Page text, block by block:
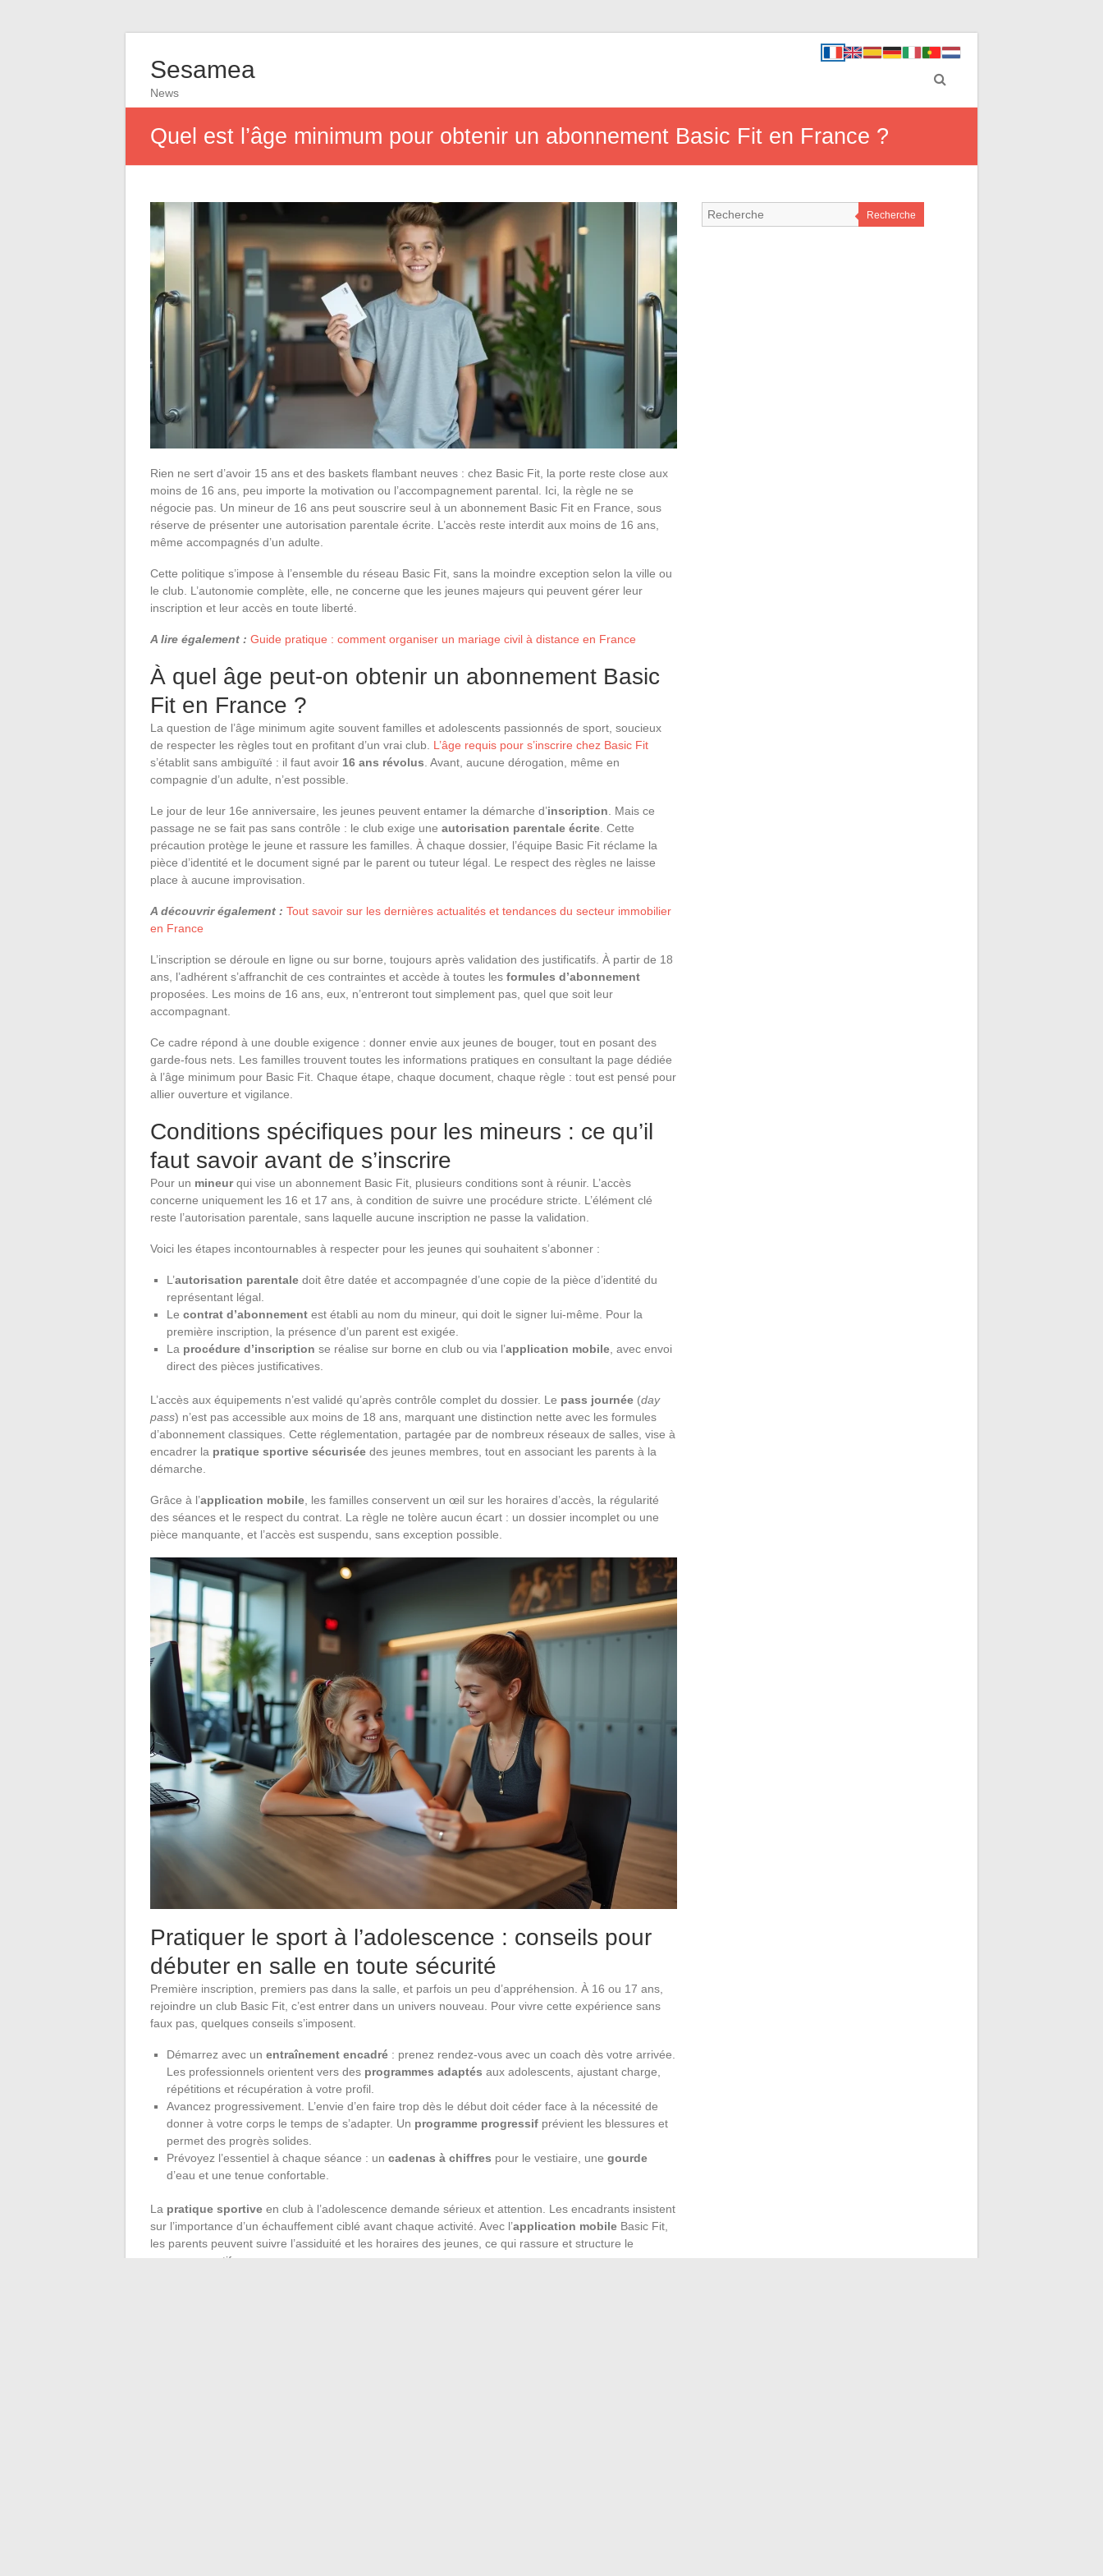
Sesamea
News
Quel est l’âge minimum pour obtenir un abonnement Basic Fit en France ?
Rien ne sert d’avoir 15 ans et des baskets flambant neuves : chez Basic Fit, la porte reste close aux
moins de 16 ans, peu importe la motivation ou l’accompagnement parental. Ici, la règle ne se
négocie pas. Un mineur de 16 ans peut souscrire seul à un abonnement Basic Fit en France, sous
réserve de présenter une autorisation parentale écrite. L’accès reste interdit aux moins de 16 ans,
même accompagnés d’un adulte.
Cette politique s’impose à l’ensemble du réseau Basic Fit, sans la moindre exception selon la ville ou
le club. L’autonomie complète, elle, ne concerne que les jeunes majeurs qui peuvent gérer leur
inscription et leur accès en toute liberté.
A lire également : Guide pratique : comment organiser un mariage civil à distance en France
À quel âge peut-on obtenir un abonnement Basic
Fit en France ?
La question de l’âge minimum agite souvent familles et adolescents passionnés de sport, soucieux
de respecter les règles tout en profitant d’un vrai club. L’âge requis pour s’inscrire chez Basic Fit
s’établit sans ambiguïté : il faut avoir 16 ans révolus . Avant, aucune dérogation, même en
compagnie d’un adulte, n’est possible.
Le jour de leur 16e anniversaire, les jeunes peuvent entamer la démarche d’inscription . Mais ce
passage ne se fait pas sans contrôle : le club exige une autorisation parentale écrite . Cette
précaution protège le jeune et rassure les familles. À chaque dossier, l’équipe Basic Fit réclame la
pièce d’identité et le document signé par le parent ou tuteur légal. Le respect des règles ne laisse
place à aucune improvisation.
A découvrir également : Tout savoir sur les dernières actualités et tendances du secteur immobilier
en France
L’inscription se déroule en ligne ou sur borne, toujours après validation des justificatifs. À partir de 18
ans, l’adhérent s’affranchit de ces contraintes et accède à toutes les formules d’abonnement
proposées. Les moins de 16 ans, eux, n’entreront tout simplement pas, quel que soit leur
accompagnant.
Ce cadre répond à une double exigence : donner envie aux jeunes de bouger, tout en posant des
garde-fous nets. Les familles trouvent toutes les informations pratiques en consultant la page dédiée
à l’âge minimum pour Basic Fit. Chaque étape, chaque document, chaque règle : tout est pensé pour
allier ouverture et vigilance.
Conditions spécifiques pour les mineurs : ce qu’il
faut savoir avant de s’inscrire
Pour un mineurqui vise un abonnement Basic Fit, plusieurs conditions sont à réunir. L’accès
concerne uniquement les 16 et 17 ans, à condition de suivre une procédure stricte. L’élément clé
reste l’autorisation parentale, sans laquelle aucune inscription ne passe la validation.
Voici les étapes incontournables à respecter pour les jeunes qui souhaitent s’abonner :
L’autorisation parentale doit être datée et accompagnée d’une copie de la pièce d’identité du
représentant légal.
Le contrat d’abonnement est établi au nom du mineur, qui doit le signer lui-même. Pour la
première inscription, la présence d’un parent est exigée.
La procédure d’inscription se réalise sur borne en club ou via l’application mobile , avec envoi
direct des pièces justificatives.
L’accès aux équipements n’est validé qu’après contrôle complet du dossier. Le pass journée (day
pass) n’est pas accessible aux moins de 18 ans, marquant une distinction nette avec les formules
d’abonnement classiques. Cette réglementation, partagée par de nombreux réseaux de salles, vise à
encadrer la pratique sportive sécurisée des jeunes membres, tout en associant les parents à la
démarche.
Grâce à l’application mobile , les familles conservent un œil sur les horaires d’accès, la régularité
des séances et le respect du contrat. La règle ne tolère aucun écart : un dossier incomplet ou une
pièce manquante, et l’accès est suspendu, sans exception possible.
Pratiquer le sport à l’adolescence : conseils pour
débuter en salle en toute sécurité
Première inscription, premiers pas dans la salle, et parfois un peu d’appréhension. À 16 ou 17 ans,
rejoindre un club Basic Fit, c’est entrer dans un univers nouveau. Pour vivre cette expérience sans
faux pas, quelques conseils s’imposent.
Démarrez avec un entraînement encadré : prenez rendez-vous avec un coach dès votre arrivée.
Les professionnels orientent vers des programmes adaptés aux adolescents, ajustant charge,
répétitions et récupération à votre profil.
Avancez progressivement. L’envie d’en faire trop dès le début doit céder face à la nécessité de
donner à votre corps le temps de s’adapter. Un programme progressif prévient les blessures et
permet des progrès solides.
Prévoyez l’essentiel à chaque séance : un cadenas à chiffres pour le vestiaire, une gourde
d’eau et une tenue confortable.
La pratique sportive en club à l’adolescence demande sérieux et attention. Les encadrants insistent
sur l’importance d’un échauffement ciblé avant chaque activité. Avec l’application mobile Basic Fit,
les parents peuvent suivre l’assiduité et les horaires des jeunes, ce qui rassure et structure le
parcours sportif.
Recherche